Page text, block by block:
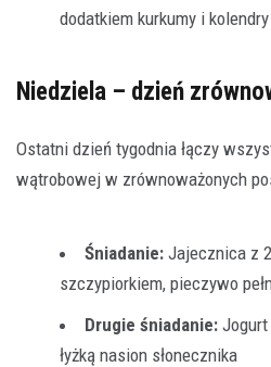
dodatkiem kurkumy i kolendry
Niedziela – dzień
Ostatni dzień tygodnia łączy
wątrobowej w zrównoważonych
Śniadanie: Jajecznica z
szczypiorkiem, pieczywo
Drugie śniadanie:
łyżką nasion słonecznika